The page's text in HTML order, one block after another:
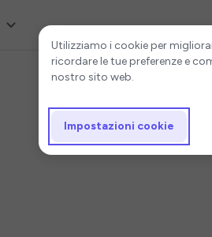
Impostazioni
Utilizziamo i cookie per
ricordare le tue preferenze e
nostro sito web.
Impostazioni cookie